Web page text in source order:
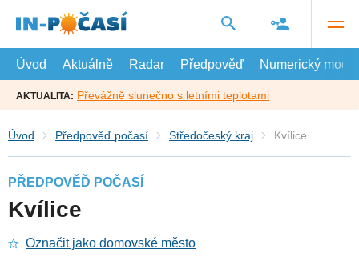
hlavní
Úvod
Aktuálně Radar Předpověď Numerický model
AKTUALITA: Převážně slunečno s letními teplotami
Úvod Předpověď počasí Středočeský kraj Kvílice
PŘEDPOVĚĎ POČASÍ
Kvílice
Označit jako domovské město